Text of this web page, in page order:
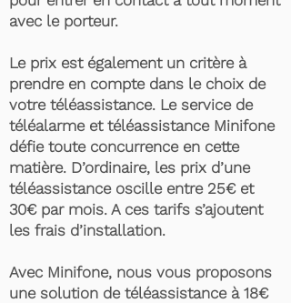
avec le porteur.
Le prix est également un critère à
prendre en compte dans le choix de
votre téléassistance. Le service de
téléalarme et téléassistance Minifone
défie toute concurrence en cette
matière. D’ordinaire, les prix d’une
téléassistance oscille entre 25€ et
30€ par mois. A ces tarifs s’ajoutent
les frais d’installation.
Avec Minifone, nous vous proposons
une solution de téléassistance à 18€